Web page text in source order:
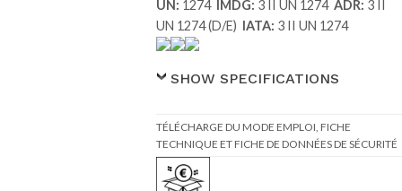
UN: 1274 IMDG: 3 II UN 1274ADR: 3 II
UN 1274 (D/E)
IATA: 3 II UN 1274
SHOW SPECIFICATIONS
TÉLÉCHARGE DU MODE EMPLOI, FICHE
TECHNIQUE ET FICHE DE DONNÉES DE SÉCURITÉ